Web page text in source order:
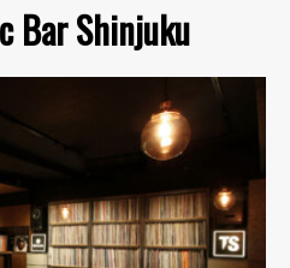
Bar Shinjuku